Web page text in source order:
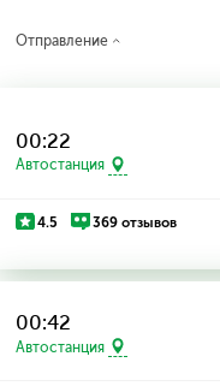
Отправление
00:22
Автостанция
4.5 369 отзывов
00:42
Автостанция